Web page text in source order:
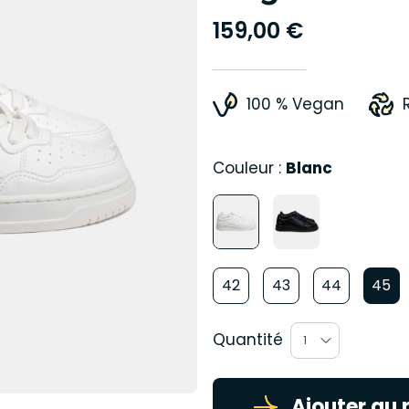
159,00 €
100 % Vegan
Couleur : Blanc
42 43 44 45
Quantité 1